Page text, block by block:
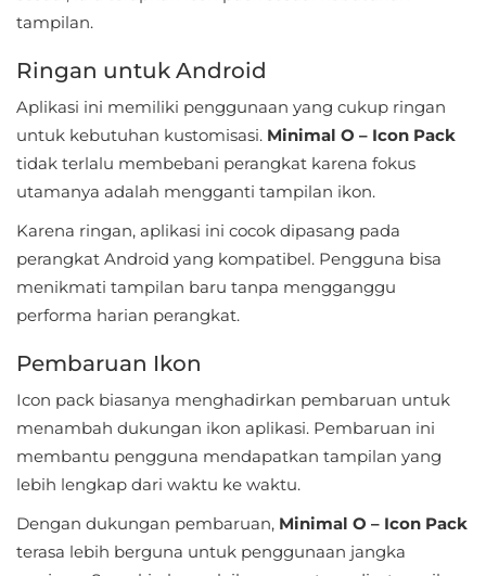
Magazines
Parenting
Personalisasi
Personalization
Productivity
Shopping
Social
Sport
Sports
Travel
tampilan.
Ringan untuk Android
Aplikasi ini memiliki penggunaan yang cukup ringan
untuk kebutuhan kustomisasi. Minimal O – Icon Pack
tidak terlalu membebani perangkat karena fokus
utamanya adalah mengganti tampilan ikon.
Karena ringan, aplikasi ini cocok dipasang pada
perangkat Android yang kompatibel. Pengguna bisa
menikmati tampilan baru tanpa mengganggu
performa harian perangkat.
Pembaruan Ikon
Icon pack biasanya menghadirkan pembaruan untuk
menambah dukungan ikon aplikasi. Pembaruan ini
membantu pengguna mendapatkan tampilan yang
lebih lengkap dari waktu ke waktu.
Dengan dukungan pembaruan, Minimal O – Icon Pack
terasa lebih berguna untuk penggunaan jangka